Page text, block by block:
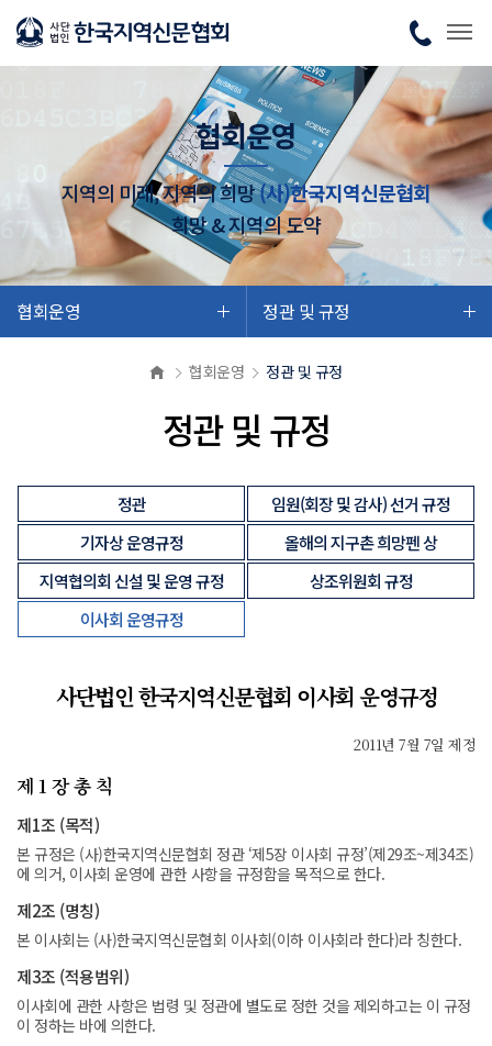
협회운영
지역의 미래, 지역의 희망(사)한국지역신문협회
희망 & 지역의 도약
협회운영 정관 및 규정
협회운영 정관 및 규정
정관 및 규정
정관
임원(회장 및 감사) 선거 규정
기자상 운영규정
올해의 지구촌 희망펜 상
지역협의회 신설 및 운영 규정
상조위원회 규정
이사회 운영규정
사단법인 한국지역신문협회 이사회 운영규정
2011년 7월 7일 제정
제 1 장 총 칙
제1조 (목적)
본 규정은 (사)한국지역신문협회 정관 ‘제5장 이사회 규정’(제29조~제34조)
에 의거, 이사회 운영에 관한 사항을 규정함을 목적으로 한다.
제2조 (명칭)
본 이사회는 (사)한국지역신문협회 이사회(이하 이사회라 한다)라 칭한다.
제3조 (적용범위)
이사회에 관한 사항은 법령 및 정관에 별도로 정한 것을 제외하고는 이 규정
이 정하는 바에 의한다.